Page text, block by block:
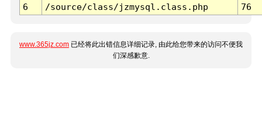
6
/source/class/jzmysql.class.php 76
www.365jz.com 已经将此出错信息详细记录, 由此给您带来的访问不便我
们深感歉意.